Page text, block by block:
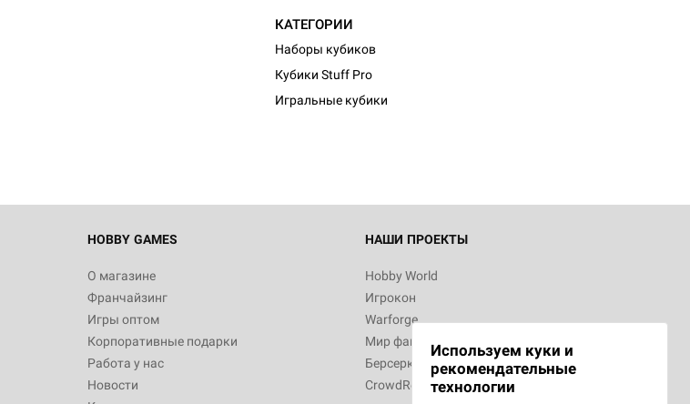
КАТЕГОРИИ
Наборы кубиков
Кубики Stuff Pro
Игральные кубики
HOBBY GAMES
О магазине
Франчайзинг
Игры оптом
Корпоративные подарки
Работа у нас
Новости
НАШИ ПРОЕКТЫ
Hobby World
Игрокон
Warforge
Мир фантастики
Берсерк
CrowdRepublic
Используем куки и
рекомендательные
технологии